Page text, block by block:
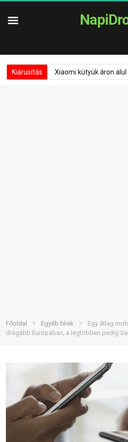
Kiárusítás Xiaomi kütyük áron alul
Főoldal » Egyéb hírek »
Egy átlag
drágább Európában, a legtöbben pedig